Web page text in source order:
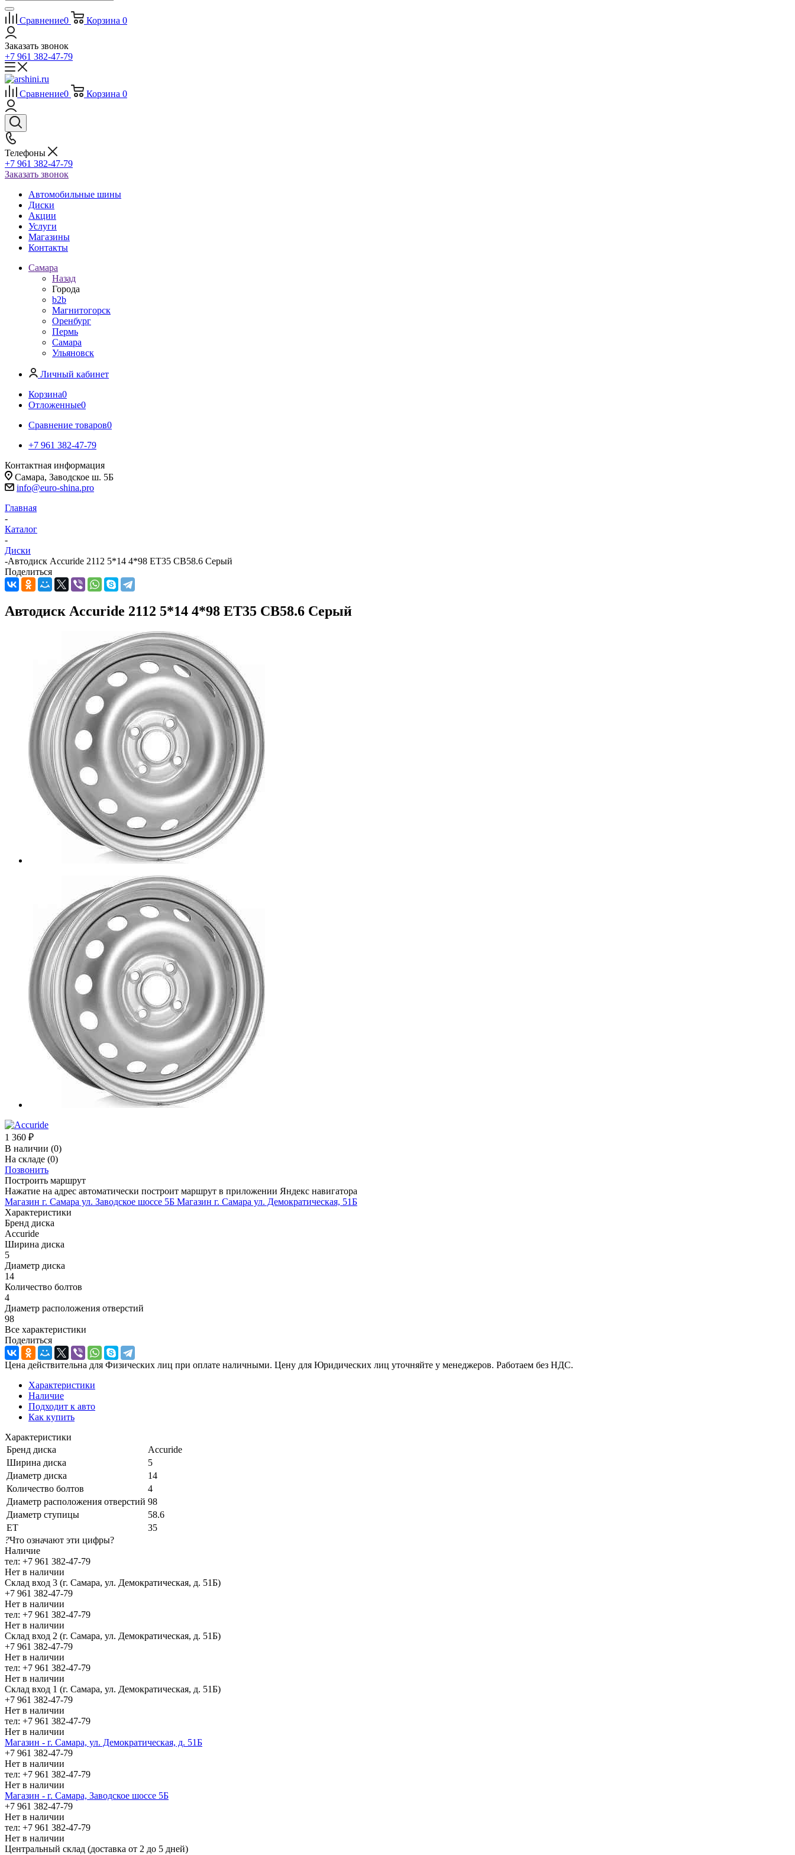
Сравнение0 Корзина 0
Заказать звонок
+7 961 382-47-79
Сравнение0 Корзина 0
Телефоны
+7 961 382-47-79
Заказать звонок
Автомобильные шины
Диски
Акции
Услуги
Магазины
Контакты
Самара
Назад
Города
b2b
Магнитогорск
Оренбург
Пермь
Самара
Ульяновск
Личный кабинет
Корзина0
Отложенные0
Сравнение товаров0
+7 961 382-47-79
Контактная информация
Самара, Заводское ш. 5Б
info@euro-shina.pro
Главная
-
Каталог
-
Диски
-Автодиск Accuride 2112 5*14 4*98 ET35 CB58.6 Серый
Поделиться
Автодиск Accuride 2112 5*14 4*98 ET35 CB58.6 Серый
1 360 ₽
В наличии (0)
На складе (0)
Позвонить
Построить маршрут
Нажатие на адрес автоматически построит маршрут в приложении Яндекс навигатора
Магазин г. Самара ул. Заводское шоссе 5Б Магазин г. Самара ул. Демократическая, 51Б
Характеристики
Бренд диска
Accuride
Ширина диска
5
Диаметр диска
14
Количество болтов
4
Диаметр расположения отверстий
98
Все характеристики
Поделиться
Цена действительна для Физических лиц при оплате наличными. Цену для Юридических лиц уточняйте у менеджеров. Работаем без НДС.
Характеристики
Наличие
Подходит к авто
Как купить
Характеристики
Бренд диска
Accuride
Ширина диска
5
Диаметр диска
14
Количество болтов
4
Диаметр расположения отверстий 98
Диаметр ступицы
58.6
ЕТ
35
?Что означают эти цифры?
Наличие
тел: +7 961 382-47-79
Нет в наличии
Склад вход 3 (г. Самара, ул. Демократическая, д. 51Б)
+7 961 382-47-79
Нет в наличии
тел: +7 961 382-47-79
Нет в наличии
Склад вход 2 (г. Самара, ул. Демократическая, д. 51Б)
+7 961 382-47-79
Нет в наличии
тел: +7 961 382-47-79
Нет в наличии
Склад вход 1 (г. Самара, ул. Демократическая, д. 51Б)
+7 961 382-47-79
Нет в наличии
тел: +7 961 382-47-79
Нет в наличии
Магазин - г. Самара, ул. Демократическая, д. 51Б
+7 961 382-47-79
Нет в наличии
тел: +7 961 382-47-79
Нет в наличии
Магазин - г. Самара, Заводское шоссе 5Б
+7 961 382-47-79
Нет в наличии
тел: +7 961 382-47-79
Нет в наличии
Центральный склад (доставка от 2 до 5 дней)